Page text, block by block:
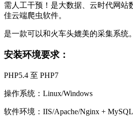
需人工干预！是大数据、云时代网站
佳云端爬虫软件。
是一款可以和火车头媲美的采集系统。
安装环境要求：
PHP5.4 至 PHP7
操作系统：Linux/Windows
软件环境：IIS/Apache/Nginx +